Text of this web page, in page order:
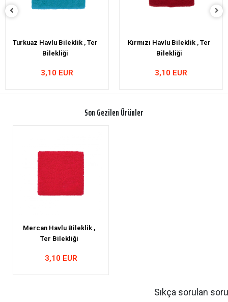
Kırmızı Havlu Bileklik , Ter
Bilekliği
3,10 EUR
Turuncu Havlu Bileklik , Ter
Bilekliği
3,10 EUR
Son Gezilen Ürünler
Mercan Havlu Bileklik ,
Ter Bilekliği
3,10 EUR
Sıkça sorulan